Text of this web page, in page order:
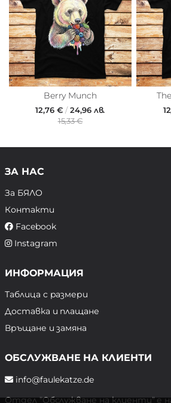
Berry Munch
12,76 € /24,96 лв.
15,33 €
ЗА НАС
За БЯЛО
Контакти
Facebook
Instagram
ИНФОРМАЦИЯ
Таблица с размери
Доставка и плащане
Връщане и замяна
ОБСЛУЖВАНЕ НА КЛИЕНТИ
info@faulekatze.de
Отдел "Обслужване на клиенти" е